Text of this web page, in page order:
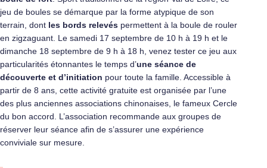
jeu de boules se démarque par la forme atypique de son
terrain, dont les bords relevés permettent à la boule de rouler
en zigzaguant. Le samedi 17 septembre de 10 h à 19 h et le
dimanche 18 septembre de 9 h à 18 h, venez tester ce jeu aux
particularités étonnantes le temps d’une séance de
découverte et d’initiation pour toute la famille. Accessible à
partir de 8 ans, cette activité gratuite est organisée par l’une
des plus anciennes associations chinonaises, le fameux Cercle
du bon accord. L’association recommande aux groupes de
réserver leur séance afin de s’assurer une expérience
conviviale sur mesure.